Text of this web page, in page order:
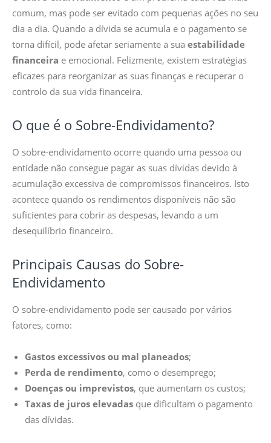
comum, mas pode ser evitado com pequenas ações no seu
dia a dia. Quando a dívida se acumula e o pagamento se
torna difícil, pode afetar seriamente a sua estabilidade
financeira e emocional. Felizmente, existem estratégias
eficazes para reorganizar as suas finanças e recuperar o
controlo da sua vida financeira.
O que é o Sobre-Endividamento?
O sobre-endividamento ocorre quando uma pessoa ou
entidade não consegue pagar as suas dívidas devido à
acumulação excessiva de compromissos financeiros. Isto
acontece quando os rendimentos disponíveis não são
suficientes para cobrir as despesas, levando a um
desequilíbrio financeiro.
Principais Causas do Sobre-
Endividamento
O sobre-endividamento pode ser causado por vários
fatores, como:
Gastos excessivos ou mal planeados;
Perda de rendimento, como o desemprego;
Doenças ou imprevistos, que aumentam os custos;
Taxas de juros elevadas que dificultam o pagamento
das dívidas.